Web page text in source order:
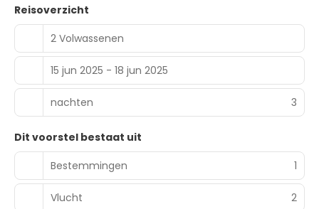
Reisoverzicht
2 Volwassenen
15 jun 2025 - 18 jun 2025
nachten 3
Dit voorstel bestaat uit
Bestemmingen
1
Vlucht 2